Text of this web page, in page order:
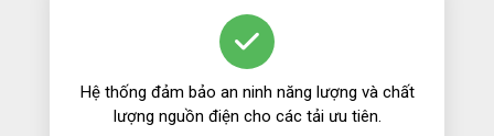
Hệ thống đảm bảo an ninh năng lượng và chất
lượng nguồn điện cho các tải ưu tiên.